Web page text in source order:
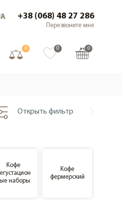
+38 (068) 48 27 286
Перезвоните мне
0 0 0
Открыть фильтр
Кофе
наборы
Кофе
фермерский